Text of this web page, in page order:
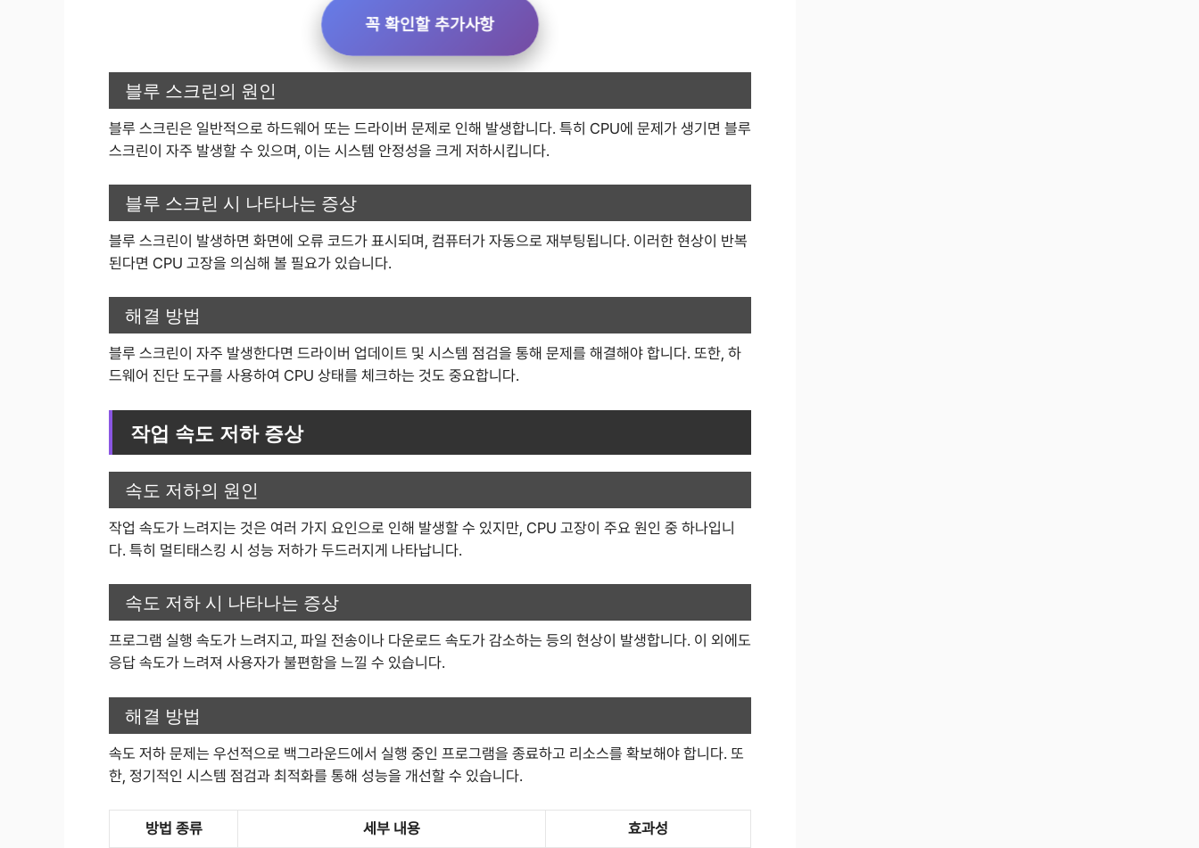
꼭 확인할 추가사항
블루 스크린의 원인
블루 스크린은 일반적으로 하드웨어 또는 드라이버 문제로 인해 발생합니다. 특히 CPU에 문제가 생기면 블루
스크린이 자주 발생할 수 있으며, 이는 시스템 안정성을 크게 저하시킵니다.
블루 스크린 시 나타나는 증상
블루 스크린이 발생하면 화면에 오류 코드가 표시되며, 컴퓨터가 자동으로 재부팅됩니다. 이러한 현상이 반복
된다면 CPU 고장을 의심해 볼 필요가 있습니다.
해결 방법
블루 스크린이 자주 발생한다면 드라이버 업데이트 및 시스템 점검을 통해 문제를 해결해야 합니다. 또한, 하
드웨어 진단 도구를 사용하여 CPU 상태를 체크하는 것도 중요합니다.
작업 속도 저하 증상
속도 저하의 원인
작업 속도가 느려지는 것은 여러 가지 요인으로 인해 발생할 수 있지만, CPU 고장이 주요 원인 중 하나입니
다. 특히 멀티태스킹 시 성능 저하가 두드러지게 나타납니다.
속도 저하 시 나타나는 증상
프로그램 실행 속도가 느려지고, 파일 전송이나 다운로드 속도가 감소하는 등의 현상이 발생합니다. 이 외에도
응답 속도가 느려져 사용자가 불편함을 느낄 수 있습니다.
해결 방법
속도 저하 문제는 우선적으로 백그라운드에서 실행 중인 프로그램을 종료하고 리소스를 확보해야 합니다. 또
한, 정기적인 시스템 점검과 최적화를 통해 성능을 개선할 수 있습니다.
방법 종류 세부 내용 효과성